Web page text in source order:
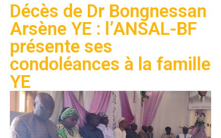
Décès de Dr Bongnessan
Arsène YE : l’ANSAL-BF
présente ses
condoléances à la famille
YE